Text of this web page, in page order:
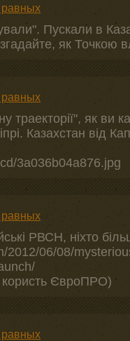
равных
Пускали в
згадайте, як Точкою
равных
як ви
Казахстан від
3a036b04a876.jpg
равных
РВСН, ніхто
2012/06/08/
користь ЄвроПРО)
равных